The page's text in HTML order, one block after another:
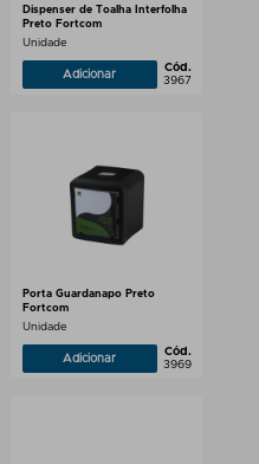
Dispenser de Toalha Interfolha
Preto Fortcom
Unidade
Adicionar
Cód.
3967
Porta Guardanapo Preto
Fortcom
Unidade
Adicionar
Cód.
3969